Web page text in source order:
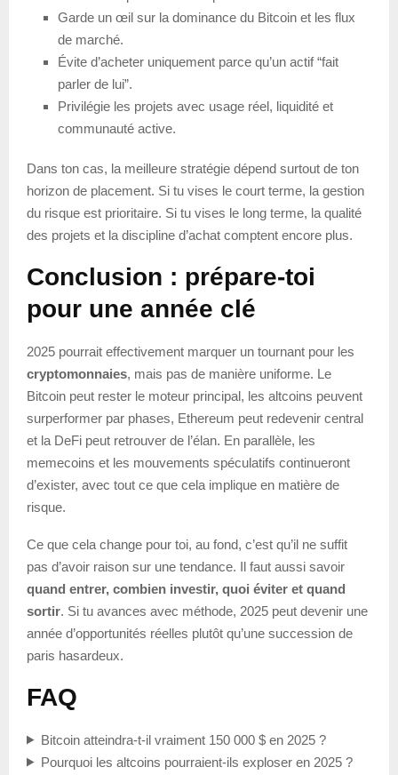
Garde un œil sur la dominance du Bitcoin et les flux
de marché.
Évite d’acheter uniquement parce qu’un actif “fait
parler de lui”.
Privilégie les projets avec usage réel, liquidité et
communauté active.
Dans ton cas, la meilleure stratégie dépend surtout de ton
horizon de placement. Si tu vises le court terme, la gestion
du risque est prioritaire. Si tu vises le long terme, la qualité
des projets et la discipline d’achat comptent encore plus.
Conclusion : prépare-toi
pour une année clé
2025 pourrait effectivement marquer un tournant pour les
cryptomonnaies, mais pas de manière uniforme. Le
Bitcoin peut rester le moteur principal, les altcoins peuvent
surperformer par phases, Ethereum peut redevenir central
et la DeFi peut retrouver de l’élan. En parallèle, les
memecoins et les mouvements spéculatifs continueront
d’exister, avec tout ce que cela implique en matière de
risque.
Ce que cela change pour toi, au fond, c’est qu’il ne suffit
pas d’avoir raison sur une tendance. Il faut aussi savoir
quand entrer, combien investir, quoi éviter et quand
sortir. Si tu avances avec méthode, 2025 peut devenir une
année d’opportunités réelles plutôt qu’une succession de
paris hasardeux.
FAQ
Bitcoin atteindra-t-il vraiment 150 000 $ en 2025 ?
Pourquoi les altcoins pourraient-ils exploser en 2025 ?